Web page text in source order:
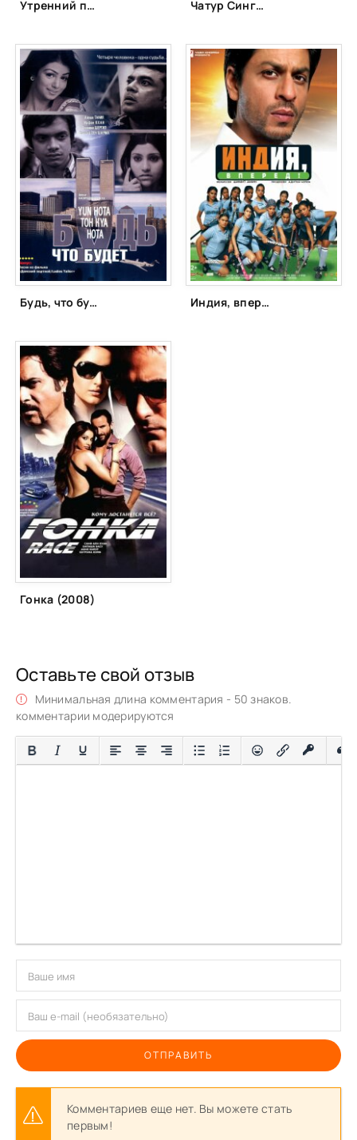
Утренний поезд (1986) Чатур Сингх две звезды (2011)
Будь, что будет (2006) Индия, вперед! (2007)
Гонка (2008)
Оставьте свой отзыв
Минимальная длина комментария - 50 знаков.
комментарии модерируются
ОТПРАВИТЬ
Комментариев еще нет. Вы можете стать
первым!